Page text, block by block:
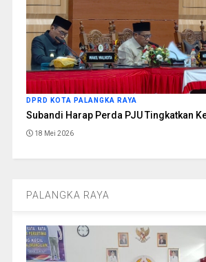
DPRD KOTA PALANGKA RAYA
Subandi Harap Perda PJU Tingkatkan
18 Mei 2026
PALANGKA RAYA